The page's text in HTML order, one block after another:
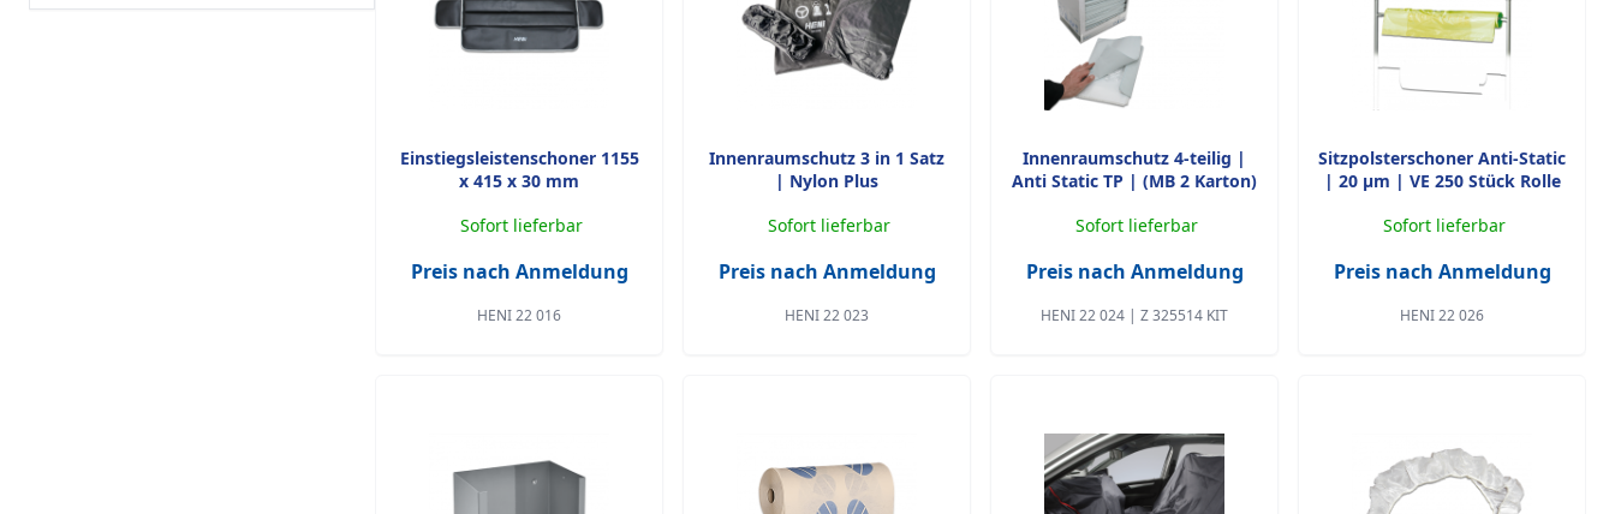
Einstiegsleistenschoner 1155
x 415 x 30 mm
Sofort lieferbar
Preis nach Anmeldung
HENI 22 016
Innenraumschutz 3 in 1 Satz
| Nylon Plus
Sofort lieferbar
Preis nach Anmeldung
HENI 22 023
Innenraumschutz 4-teilig |
Anti Static TP | (MB 2 Karton)
Sofort lieferbar
Preis nach Anmeldung
HENI 22 024 | Z 325514 KIT
Sitzpolsterschoner Anti-Static
| 20 µm | VE 250 Stück Rolle
Sofort lieferbar
Preis nach Anmeldung
HENI 22 026